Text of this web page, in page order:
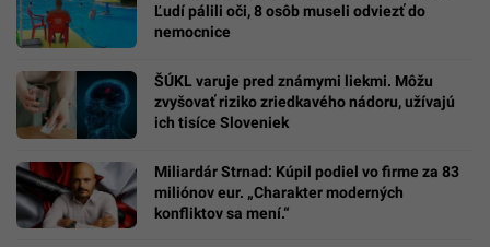
Ľudí pálili oči, 8 osôb museli odviezť do
nemocnice
ŠÚKL varuje pred známymi liekmi. Môžu
zvyšovať riziko zriedkavého nádoru, užívajú
ich tisíce Sloveniek
Miliardár Strnad: Kúpil podiel vo firme za 83
miliónov eur. „Charakter moderných
konfliktov sa mení.“